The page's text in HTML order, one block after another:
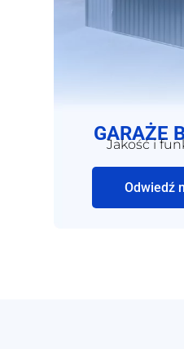
GARAŻE
Jakość i
Odwiedź